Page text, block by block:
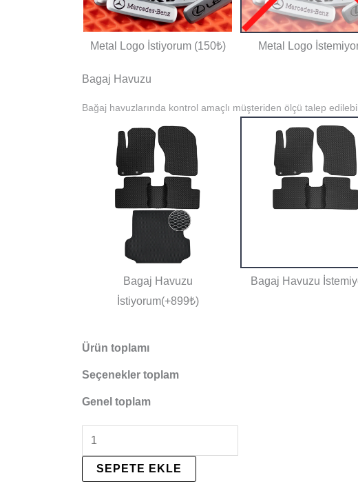
Metal Logo İstiyorum (150₺) Metal Logo
Bagaj Havuzu
Bağaj havuzlarında kontrol amaçlı müşteriden ölçü talep
Bagaj Havuzu
İstiyorum(+899₺)
Bagaj Havuzu
Ürün toplamı
Seçenekler toplam
Genel toplam
SEPETE EKLE